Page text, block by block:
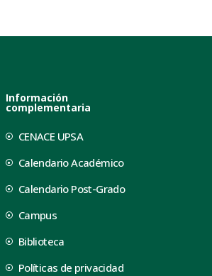
Información
complementaria
CENACE UPSA
Calendario Académico
Calendario Post-Grado
Campus
Biblioteca
Políticas de privacidad